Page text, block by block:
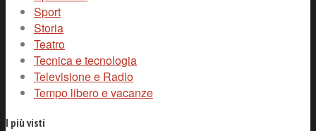
Sport
Storia
Teatro
Tecnica e tecnologia
Televisione e Radio
Tempo libero e vacanze
I più visti